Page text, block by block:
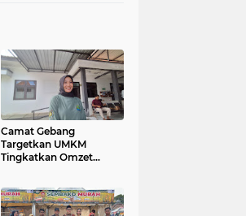
Camat Gebang
Targetkan UMKM
Tingkatkan Omzet